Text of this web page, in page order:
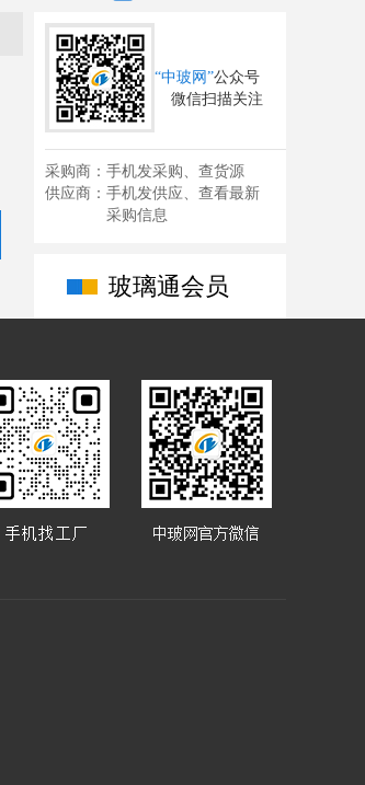
“中玻网”公众号
微信扫描关注
采购商：手机发采购、查货源
供应商：手机发供应、查看最新
采购信息
玻璃通会员